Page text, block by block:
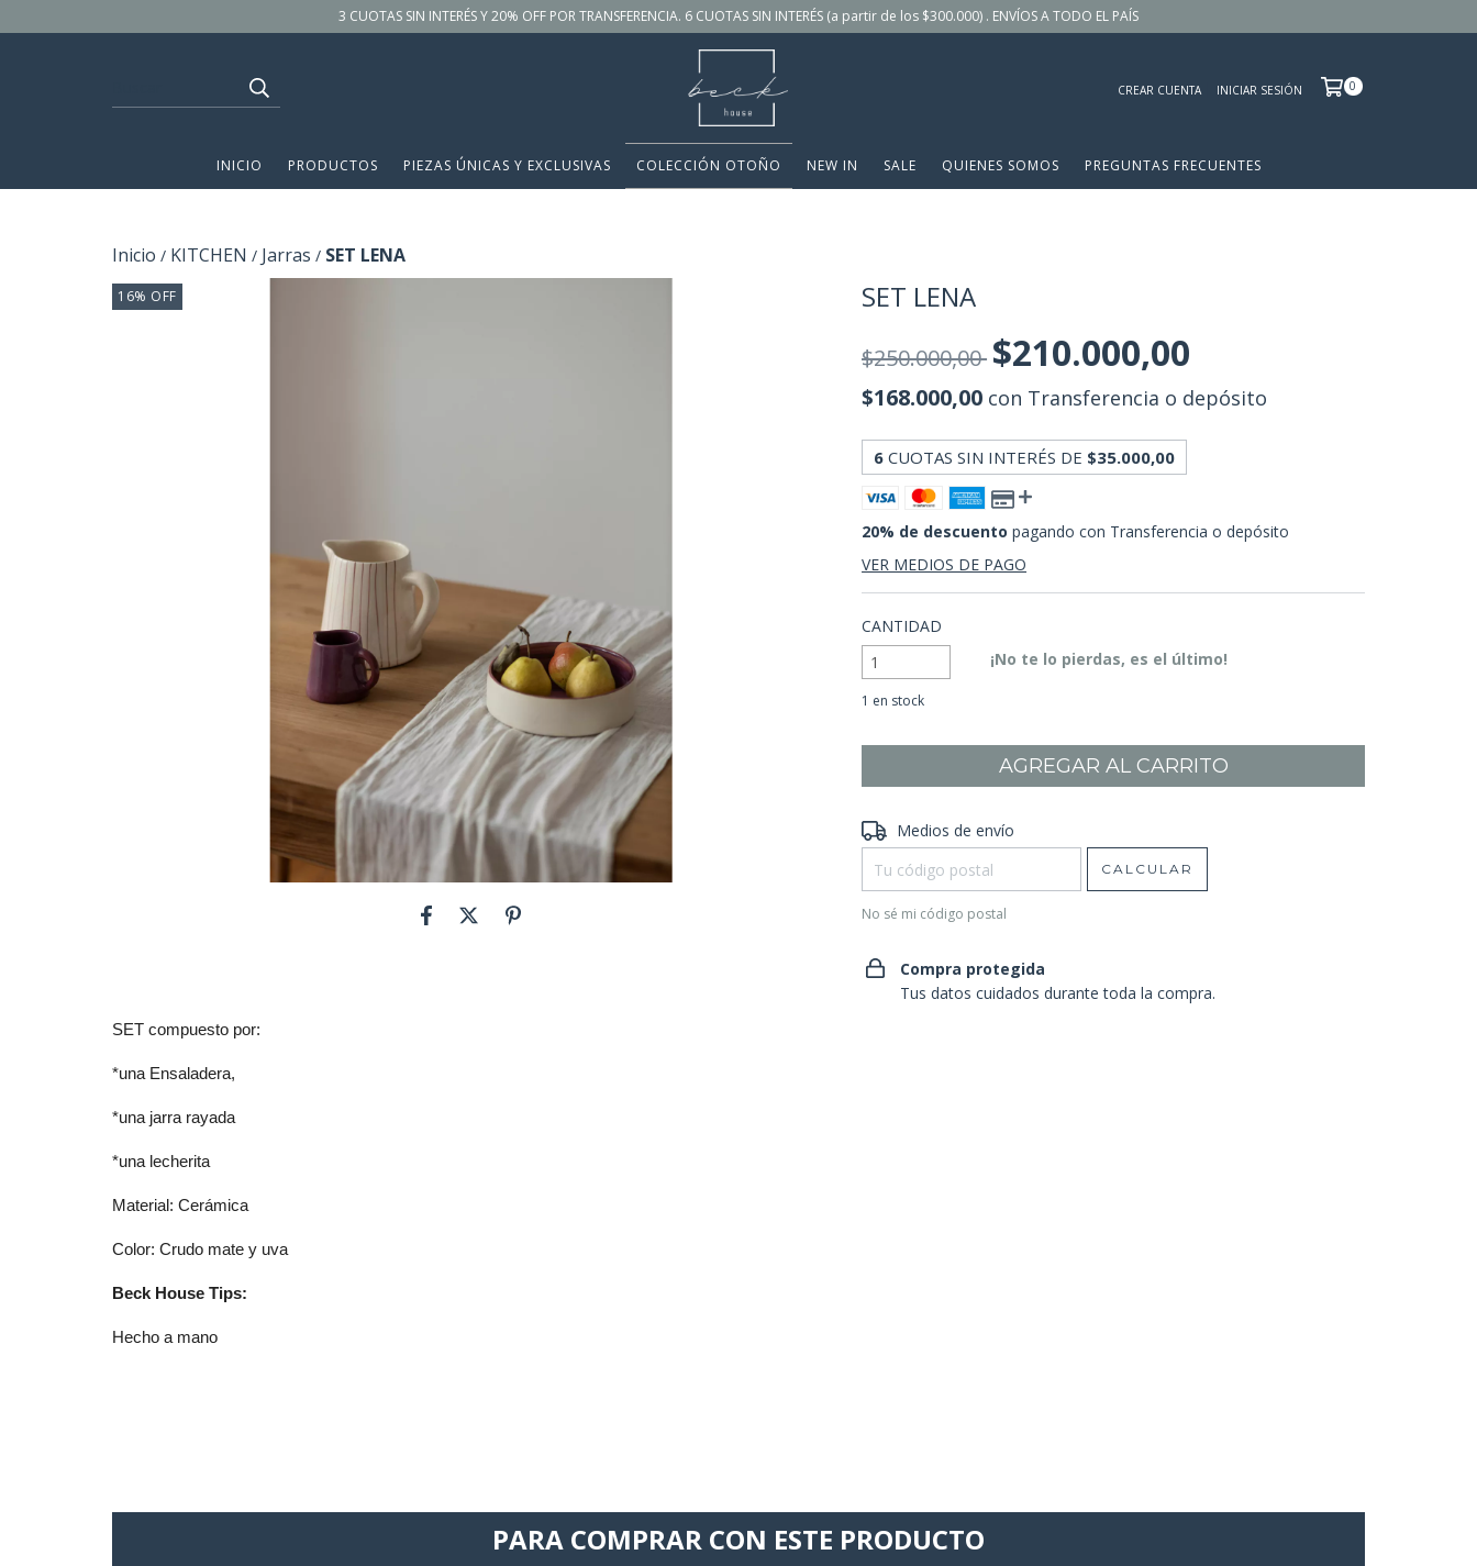
3 CUOTAS SIN INTERÉS Y 20% OFF POR TRANSFERENCIA. 6 CUOTAS SIN INTERÉS (a partir de los $300.000) . ENVÍOS A TODO EL PAÍS
CREAR CUENTA INICIAR SESIÓN 0
INICIO PRODUCTOS PIEZAS ÚNICAS Y EXCLUSIVAS COLECCIÓN OTOÑO NEW IN SALE QUIENES SOMOS PREGUNTAS FRECUENTES
Inicio / KITCHEN / Jarras / SET LENA
16% OFF
SET compuesto por:
*una Ensaladera,
*una jarra rayada
*una lecherita
Material: Cerámica
Color: Crudo mate y uva
Beck House Tips:
Hecho a mano
SET LENA
$250.000,00 $210.000,00
$168.000,00 con Transferencia o depósito
6 CUOTAS SIN INTERÉS DE $35.000,00
20% de descuento pagando con Transferencia o depósito
VER MEDIOS DE PAGO
CANTIDAD
1 en stock
¡No te lo pierdas, es el último!
Entregas para el CP:
Medios de envío
CALCULAR
No sé mi código postal
Compra protegida
Tus datos cuidados durante toda la compra.
PARA COMPRAR CON ESTE PRODUCTO